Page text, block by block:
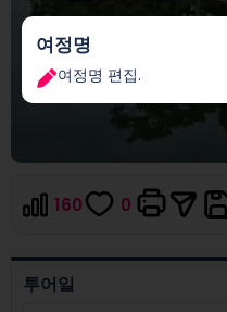
여정명
여정명 편집.
160 0
투어일